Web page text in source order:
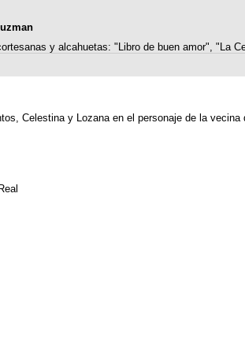
y alcahuetas: "Libro de buen amor", "La
Celestina y Lozana en el personaje de la vecina